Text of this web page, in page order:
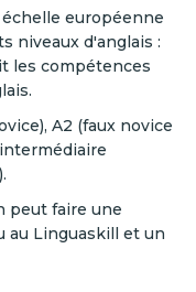
européenne
niveaux d'anglais :
les compétences
A2 (faux novice
peut faire une
au Linguaskill et un